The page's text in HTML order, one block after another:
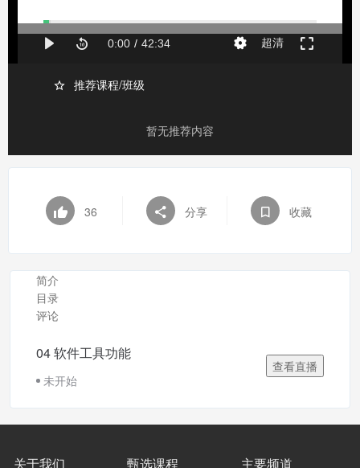
推荐课程/班级
暂无推荐内容
36 分享 收藏
简介
目录
评论
04 软件工具功能
未开始
查看直播
关于我们 甄选课程 主要频道